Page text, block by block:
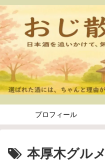
プロフィール
本厚木グルメ